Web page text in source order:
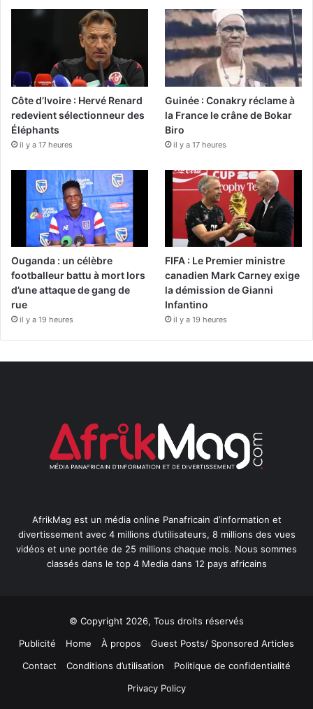
Côte d’Ivoire : Hervé Renard
redevient sélectionneur des
Éléphants
il y a 17 heures
Guinée : Conakry réclame à
la France le crâne de Bokar
Biro
il y a 17 heures
Ouganda : un célèbre
footballeur battu à mort lors
d’une attaque de gang de
rue
il y a 19 heures
FIFA : Le Premier ministre
canadien Mark Carney exige
la démission de Gianni
Infantino
il y a 19 heures
AfrikMag est un média online Panafricain d’information et
divertissement avec 4 millions d’utilisateurs, 8 millions des vues
vidéos et une portée de 25 millions chaque mois. Nous sommes
classés dans le top 4 Media dans 12 pays africains
© Copyright 2026, Tous droits réservés
Publicité
Home À propos
Guest Posts/ Sponsored Articles
Contact
Conditions d’utilisation
Politique de confidentialité
Privacy Policy